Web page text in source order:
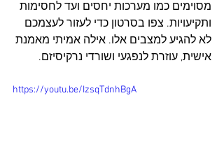
מסוימים כמו מערכות יחסים ועד לחסימות
ותקיעויות. צפו בסרטון כדי לעזור לעצמכם
לא להגיע למצבים אלו. אילה אמיתי מאמנת
אישית, עוזרת לנפגעי ושורדי נרקיסיזם.
https://youtu.be/IzsqTdnhBgA